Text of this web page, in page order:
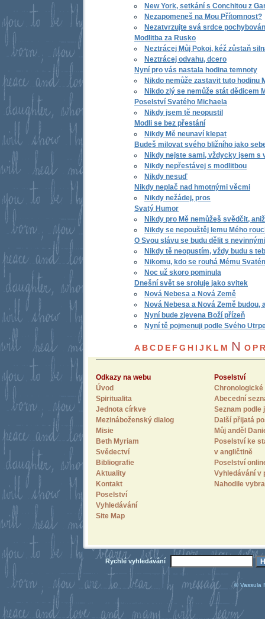
New York, setkání s Conchitou z
Nezapomeneš na Mou Přítomnost?
Nezatvrzujte svá srdce
Modlitba za Rusko
Neztrácej Můj Pokoj, kéž zůstaň
Neztrácej odvahu, dcero
Nyní pro vás nastala hodina temnoty
Nikdo nemůže zastavit tuto hodinu
Nikdo zlý se nemůže stát dědicem
Poselství Svatého Michaela
Nikdy jsem tě neopustil
Modli se bez přestání
Nikdy Mě neunaví klepat
Budeš milovat svého bližního jako
Nikdy nejste sami, vždycky jsem s
Nikdy nepřestávej s modlitbou
Nikdy nesuď
Nikdy neplač nad hmotnými věcmi
Nikdy nežádej, pros
Svatý Humor
Nikdy pro Mě nemůžeš svědčit,
Nikdy se nepouštěj lemu Mého
O Svou slávu se budu dělit s
Nikdy tě neopustím, vždy budu s
Nikomu, kdo se rouhá Mému
Noc už skoro pominula
Dnešní svět se sroluje jako svitek
Nová Nebesa a Nová Země
Nová Nebesa a Nová Země budou,
Nyní bude zjevena Boží přízeň
Nyní tě pojmenuji podle Svého
A BC D E F G H I J K L M N O P R
Odkazy na webu
Úvod
Spiritualita
Jednota církve
Mezináboženský dialog
Misie
Beth Myriam
Svědectví
Bibliografie
Aktuality
Kontakt
Poselství
Vyhledávání
Site Map
Poselství
Chronologické
Abecední
Seznam
Další přijatá
Můj anděl
Poselství ke
v angličtině
Poselství
Vyhledávání v
Nahodile
Rychlé vyhledávání
© Vassula